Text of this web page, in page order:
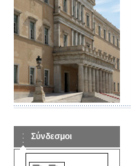
Σύνδεσμοι